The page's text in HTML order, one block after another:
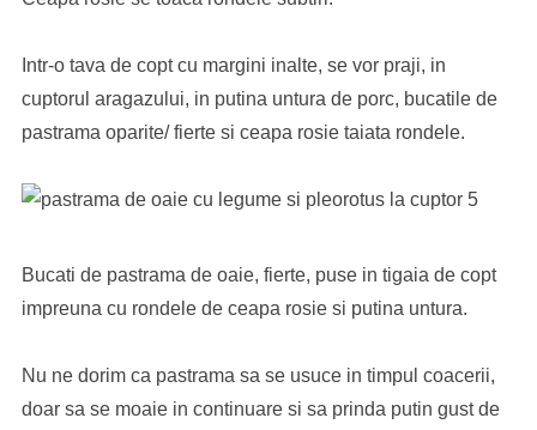
Intr-o tava de copt cu margini inalte, se vor praji, in
cuptorul aragazului, in putina untura de porc, bucatile de
pastrama oparite/ fierte si ceapa rosie taiata rondele.
Bucati de pastrama de oaie, fierte, puse in tigaia de copt
impreuna cu rondele de ceapa rosie si putina untura.
Nu ne dorim ca pastrama sa se usuce in timpul coacerii,
doar sa se moaie in continuare si sa prinda putin gust de